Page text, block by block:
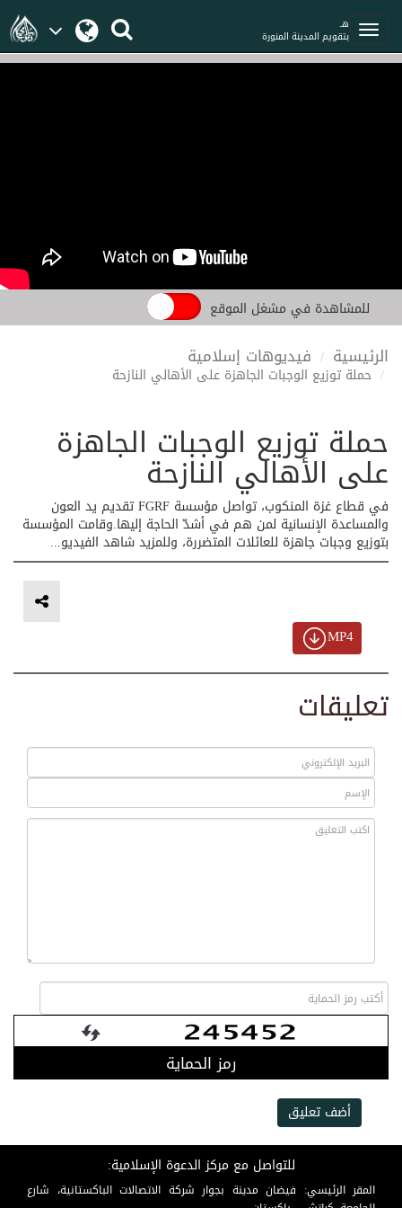
هـ
بتقويم المدينة المنورة
للمشاهدة في مشغل الموقع
الرئيسية فيديوهات إسلامية
حملة توزيع الوجبات الجاهزة على الأهالي النازحة
حملة توزيع الوجبات الجاهزة
على الأهالي النازحة
في قطاع غزة المنكوب، تواصل مؤسسة FGRF تقديم يد العون
والمساعدة الإنسانية لمن هم في أشدّ الحاجة إليها.وقامت المؤسسة
بتوزيع وجبات جاهزة للعائلات المتضررة، وللمزيد شاهد الفيديو...
MP4
تعليقات
رمز الحماية
أضف تعليق
للتواصل مع مركز الدعوة الإسلامية:
المقر الرئيسي: فيضان مدينة بجوار شركة الاتصالات الباكستانية، شارع